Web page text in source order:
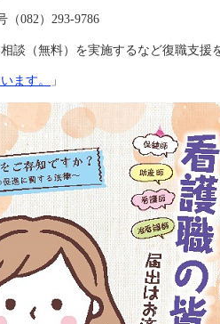
082）293-9786
談（無料）を実施するなど復職支援
ます。 」